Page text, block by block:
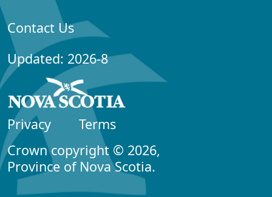
Contact Us
Updated: 2026-8
Privacy
Terms
Crown copyright © 2026,
Province of Nova Scotia.